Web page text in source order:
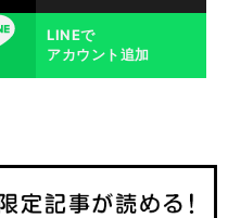
LINEで
アカウント追加